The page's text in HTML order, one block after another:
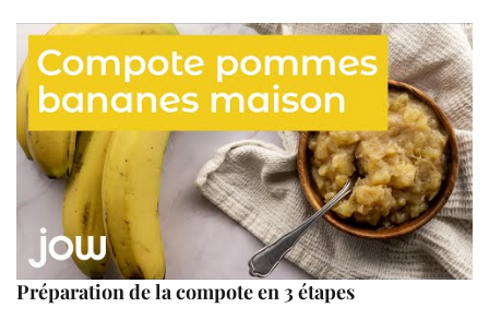
Préparation de la compote en 3 étapes